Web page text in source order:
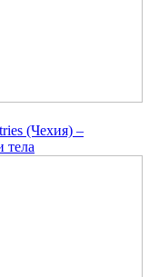
(Чехия) –
тела